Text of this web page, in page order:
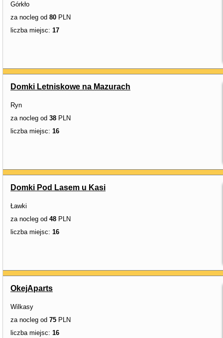
Górkło
za nocleg od 80 PLN
liczba miejsc: 17
Domki Letniskowe na Mazurach
Ryn
za nocleg od 38 PLN
liczba miejsc: 16
Domki Pod Lasem u Kasi
Ławki
za nocleg od 48 PLN
liczba miejsc: 16
OkejAparts
Wilkasy
za nocleg od 75 PLN
liczba miejsc: 16